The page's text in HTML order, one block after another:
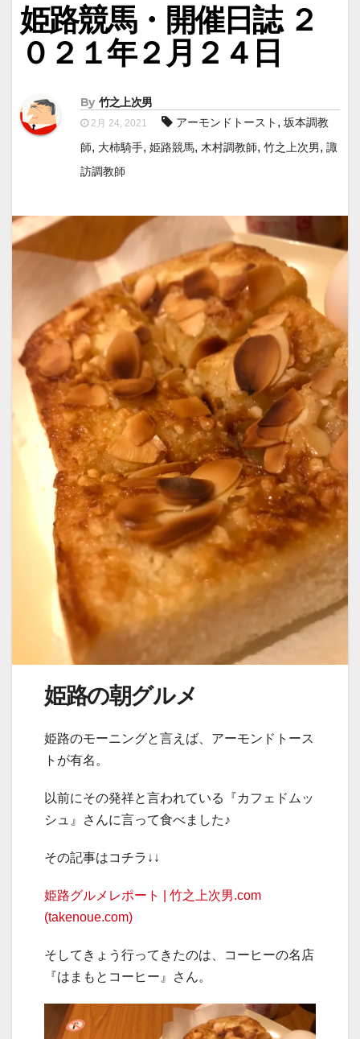
姫路競馬・開催日誌 ２
０２１年２月２４日
By 竹之上次男
2月 24, 2021 アーモンドトースト , 坂本調教
師, 大柿騎手, 姫路競馬, 木村調教師, 竹之上次男, 諏
訪調教師
姫路の朝グルメ
姫路のモーニングと言えば、アーモンドトース
トが有名。
以前にその発祥と言われている『カフェドムッ
シュ』さんに言って食べました♪
その記事はコチラ↓↓
姫路グルメレポート | 竹之上次男.com
(takenoue.com)
そしてきょう行ってきたのは、コーヒーの名店
『はまもとコーヒー』さん。